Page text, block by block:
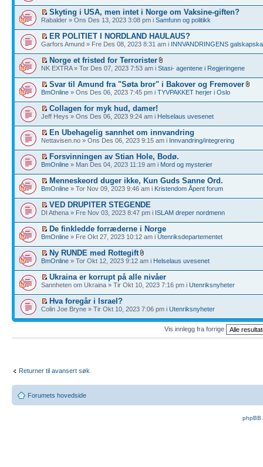
Skyting i USA, men intet i Norge om Vaksine-giften?
Rabalder » Ons Des 13, 2023 3:08 pm i Samfunn og politikk
ER POLITIET I NORDLAND HAULAUS?
Garfors Amund » Fre Des 08, 2023 8:31 am i INNVANDRINGENS
Norge et fristed for Terrorister
NK EXTRA » Tor Des 07, 2023 7:53 am i Stasi- agentene i Regjeringene
Svar til Amund fra "Søta bror" i Bakover og Fremover
BmOnline » Ons Des 06, 2023 7:45 pm i TYVPAKKET herjer i Oslo
Collagen for myk hud, damer!
Jeff Heys » Ons Des 06, 2023 9:24 am i Helselaus uvesenet
En Ubehagelig sannhet om innvandring
Nettavisen.no » Ons Des 06, 2023 9:15 am i Innvandring/integrering
Forsvinningen av Stian Hole, Bodø.
BmOnline » Man Des 04, 2023 11:19 am i Mord og mysterier
Menneskeord duger ikke, Kun Guds Sanne Ord.
BmOnline » Tor Nov 09, 2023 9:46 am i Kristendom Åpent forum
VED DRUPITER STEGENDE
DI Athena » Fre Nov 03, 2023 8:47 pm i ISLAM dreper nordmenn
De finkledde forræderne i Norge
BmOnline » Fre Okt 27, 2023 10:12 am i Utenriksdepartementet
Ny RUNDE med Rottegift
BmOnline » Tor Okt 12, 2023 9:12 am i Helselaus uvesenet
Ukraina er korrupt på alle nivåer
Sannheten om Ukraina » Tir Okt 10, 2023 7:16 pm i Utenriksnyheter
Hva foregår i Israel?
Colin Joe Bryne » Tir Okt 10, 2023 7:06 pm i Utenriksnyheter
Vis innlegg fra forrige
Returner til avansert søk
Forumets hovedside